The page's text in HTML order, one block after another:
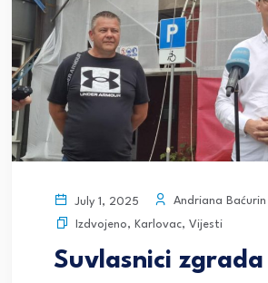
July 1, 2025
Andriana Baćurin
Izdvojeno, Karlovac, Vijesti
Suvlasnici zgrada